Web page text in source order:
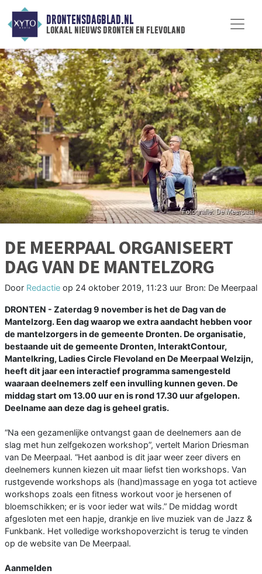
DRONTENSDAGBLAD.NL
lokaal nieuws dronten en flevoland
DE MEERPAAL ORGANISEERT
DAG VAN DE MANTELZORG
Door Redactie op 24 oktober 2019, 11:23 uur Bron: De Meerpaal
DRONTEN - Zaterdag 9 november is het de Dag van de
Mantelzorg. Een dag waarop we extra aandacht hebben voor
de mantelzorgers in de gemeente Dronten. De organisatie,
bestaande uit de gemeente Dronten, InteraktContour,
Mantelkring, Ladies Circle Flevoland en De Meerpaal Welzijn,
heeft dit jaar een interactief programma samengesteld
waaraan deelnemers zelf een invulling kunnen geven. De
middag start om 13.00 uur en is rond 17.30 uur afgelopen.
Deelname aan deze dag is geheel gratis.
“Na een gezamenlijke ontvangst gaan de deelnemers aan de
slag met hun zelfgekozen workshop”, vertelt Marion Driesman
van De Meerpaal. “Het aanbod is dit jaar weer zeer divers en
deelnemers kunnen kiezen uit maar liefst tien workshops. Van
rustgevende workshops als (hand)massage en yoga tot actieve
workshops zoals een fitness workout voor je hersenen of
bloemschikken; er is voor ieder wat wils.” De middag wordt
afgesloten met een hapje, drankje en live muziek van de Jazz &
Funkbank. Het volledige workshopoverzicht is terug te vinden
op de website van De Meerpaal.
Aanmelden